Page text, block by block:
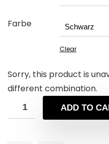
Farbe
Clear
Sorry, this product is
different combination.
ADD TO